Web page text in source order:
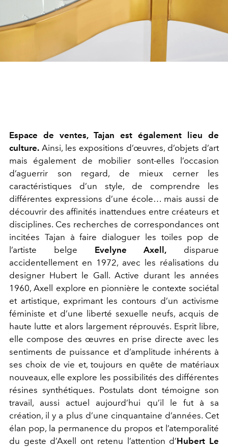
Espace de ventes, Tajan est également lieu de
culture. Ainsi, les expositions d’œuvres, d’objets d’art
mais également de mobilier sont-elles l’occasion
d’aguerrir son regard, de mieux cerner les
caractéristiques d’un style, de comprendre les
différentes expressions d’une école… mais aussi de
découvrir des affinités inattendues entre créateurs et
disciplines. Ces recherches de correspondances ont
incitées Tajan à faire dialoguer les toiles pop de
l’artiste belge Evelyne Axell, disparue
accidentellement en 1972, avec les réalisations du
designer Hubert le Gall. Active durant les années
1960, Axell explore en pionnière le contexte sociétal
et artistique, exprimant les contours d’un activisme
féministe et d’une liberté sexuelle neufs, acquis de
haute lutte et alors largement réprouvés. Esprit libre,
elle compose des œuvres en prise directe avec les
sentiments de puissance et d’amplitude inhérents à
ses choix de vie et, toujours en quête de matériaux
nouveaux, elle explore les possibilités des différentes
résines synthétiques. Postulats dont témoigne son
travail, aussi actuel aujourd’hui qu’il le fut à sa
création, il y a plus d’une cinquantaine d’années. Cet
élan pop, la permanence du propos et l’atemporalité
du geste d’Axell ont retenu l’attention d’Hubert Le